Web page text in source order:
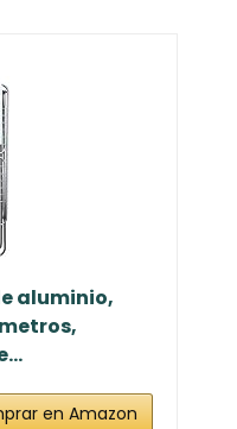
aluminio,
en Amazon